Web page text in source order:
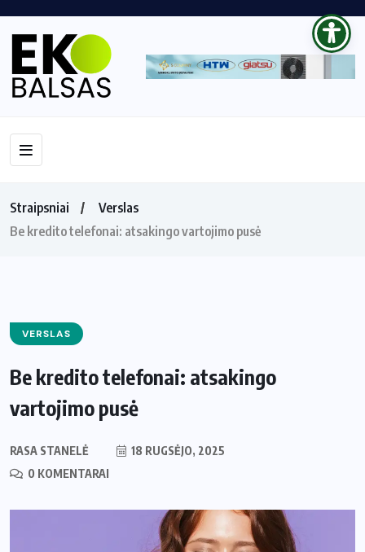
Straipsniai
Verslas
Be kredito telefonai: atsakingo vartojimo pusė
VERSLAS
Be kredito telefonai: atsakingo
vartojimo pusė
RASA STANELĖ
18 RUGSĖJO, 2025
0 KOMENTARAI